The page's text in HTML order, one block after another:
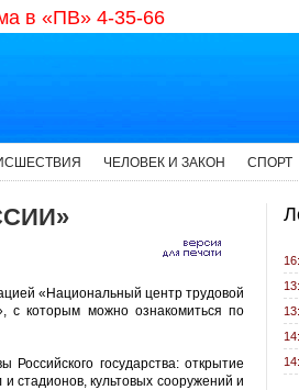
в «ПВ» 4-35-66
ЧЕЛОВЕК И ЗАКОН СПОРТ
«Национальный центр трудовой
которым можно ознакомиться по
государства: открытие
стадионов, культовых сооружений и